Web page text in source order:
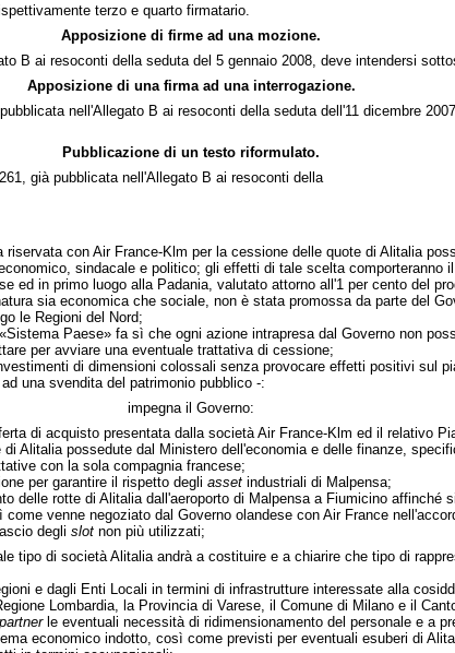
terzo e quarto firmatario.
Apposizione di firme ad una mozione.
B ai resoconti della seduta del 5 gennaio 2008, deve intendersi
Apposizione di una firma ad una interrogazione.
nell'Allegato B ai resoconti della seduta dell'11 dicembre
Pubblicazione di un testo riformulato.
già pubblicata nell'Allegato B ai resoconti della
con Air France-Klm per la cessione delle quote di Alitalia
sindacale e politico; gli effetti di tale scelta comporteranno
ed in primo luogo alla Padania, valutato attorno all'1 per cento del
sia economica che sociale, non è stata promossa da parte del
le Regioni del Nord;
Paese» fa sì che ogni azione intrapresa dal Governo non
per avviare una eventuale trattativa di cessione;
di dimensioni colossali senza provocare effetti positivi sul
una svendita del patrimonio pubblico -:
impegna il Governo:
di acquisto presentata dalla società Air France-Klm ed il relativo
Alitalia possedute dal Ministero dell'economia e delle finanze,
con la sola compagnia francese;
per garantire il rispetto degli assetindustriali di Malpensa;
delle rotte di Alitalia dall'aeroporto di Malpensa a Fiumicino affinché
venne negoziato dal Governo olandese con Air France
degli slotnon più utilizzati;
tipo di società Alitalia andrà a costituire e a chiarire che tipo di
e dagli Enti Locali in termini di infrastrutture interessate alla
Lombardia, la Provincia di Varese, il Comune di Milano e il
partnerle eventuali necessità di ridimensionamento del personale e a
economico indotto, così come previsti per eventuali esuberi di